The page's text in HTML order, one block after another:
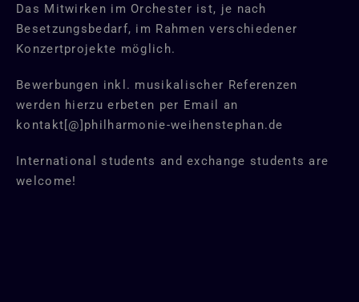
Das Mitwirken im Orchester ist, je nach
Besetzungsbedarf, im Rahmen verschiedener
Konzertprojekte möglich.
Bewerbungen inkl. musikalischer Referenzen
werden hierzu erbeten per Email an
kontakt[@]philharmonie-weihenstephan.de
International students and exchange students are
welcome!